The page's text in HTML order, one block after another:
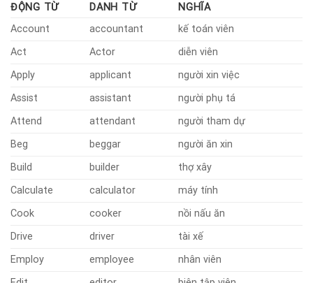
ĐỘNG TỪ DANH TỪ
NGHĨA
Account
accountant
kế toán viên
Act
Actor
diễn viên
Apply
applicant
người xin việc
Assist
assistant
người phụ tá
Attend
attendant
người tham dự
Beg
beggar
người ăn xin
Build
builder
thợ xây
Calculate
calculator
máy tính
Cook
cooker
nồi nấu ăn
Drive
driver
tài xế
Employ
employee
nhân viên